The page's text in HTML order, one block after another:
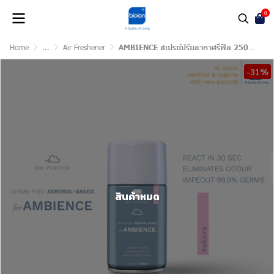
0
Home ... Air Freshener AMBIENCE สเปรย์ปรับอากาศรีฟิล 250ml - Sakura
-31%
สินค้าหมด